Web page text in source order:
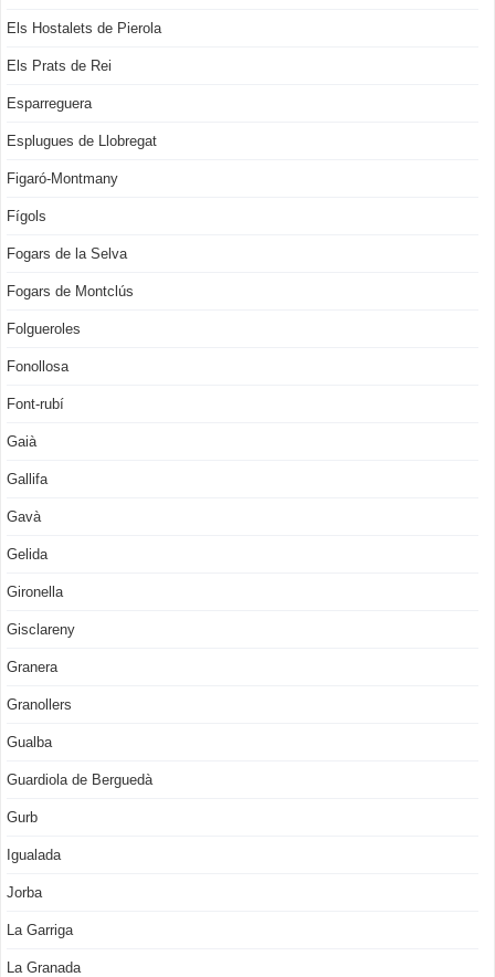
Els Hostalets de Pierola
Els Prats de Rei
Esparreguera
Esplugues de Llobregat
Figaró-Montmany
Fígols
Fogars de la Selva
Fogars de Montclús
Folgueroles
Fonollosa
Font-rubí
Gaià
Gallifa
Gavà
Gelida
Gironella
Gisclareny
Granera
Granollers
Gualba
Guardiola de Berguedà
Gurb
Igualada
Jorba
La Garriga
La Granada